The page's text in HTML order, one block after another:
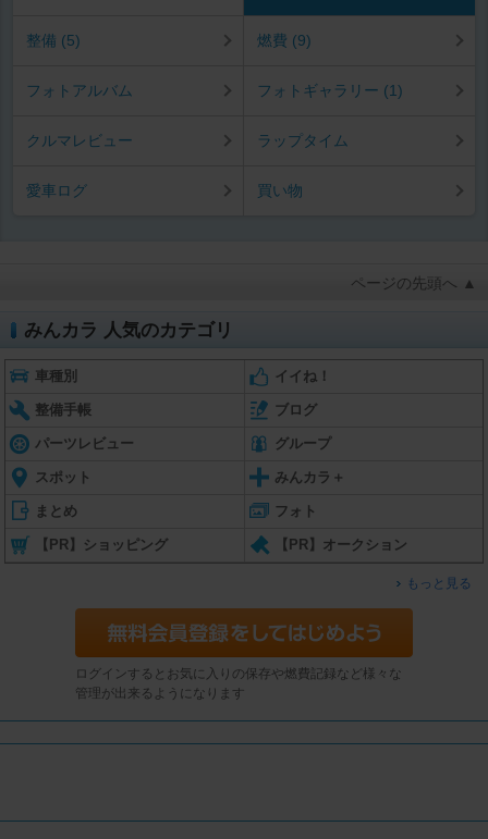
整備 (5) 燃費 (9)
フォトアルバム フォトギャラリー (1)
クルマレビュー ラップタイム
愛車ログ 買い物
ページの先頭へ ▲
みんカラ 人気のカテゴリ
車種別 イイね！
整備手帳 ブログ
パーツレビュー グループ
スポット みんカラ＋
まとめ フォト
【PR】ショッピング 【PR】オークション
もっと見る
ログインするとお気に入りの保存や燃費記録など様々な
管理が出来るようになります